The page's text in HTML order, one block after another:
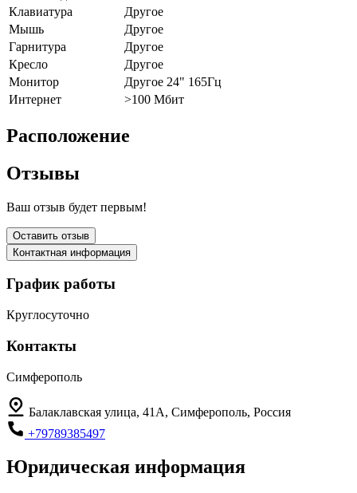
Клавиатура
Другое
Мышь
Другое
Гарнитура
Другое
Кресло
Другое
Монитор
Другое 24" 165Гц
Интернет
>100 Мбит
Расположение
Отзывы
Ваш отзыв будет первым!
Оставить отзыв
Контактная информация
График работы
Круглосуточно
Контакты
Симферополь
Балаклавская улица, 41А, Симферополь, Россия
+79789385497
Юридическая информация